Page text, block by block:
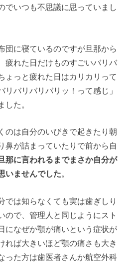
でいつも不思議に思っていまし
団に寝ているのですが旦那から
疲れた日だけものすごいバリバ
ょっと疲れた日はカリカリって
リバリバリバリッ！って感じ」
した。
のは自分のいびきで起きたり朝
鼻が詰まっていたりで前から自
那に言われるまでまさか自分が
いませんでした。
では知らなくても実は歯ぎしり
ので、管理人と同じようにスト
になぜか顎が痛いという症状が
れば大きいほど顎の痛さも大き
った方は歯医者さんか航空外科